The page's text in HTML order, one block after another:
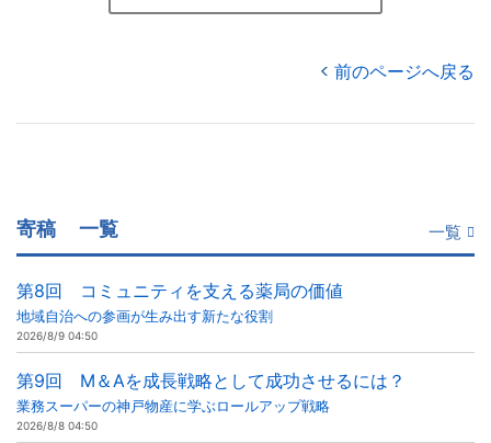
前のページへ戻る
寄稿 一覧 一覧
第8回 コミュニティを支える薬局の価値
地域自治への参画が生み出す新たな役割
2026/8/9 04:50
第9回 M＆Aを成長戦略として成功させるには？
業務スーパーの神戸物産に学ぶロールアップ戦略
2026/8/8 04:50